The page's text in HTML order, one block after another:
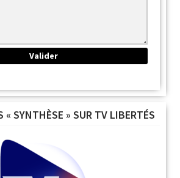
« SYNTHÈSE » SUR TV LIBERTÉS